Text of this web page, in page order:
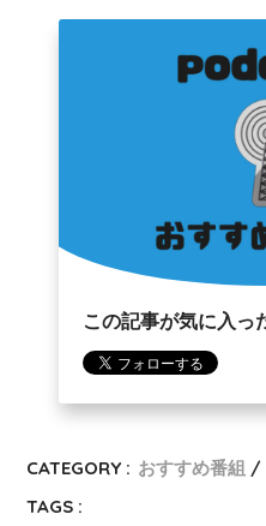
この記事が気に入っ
CATEGORY : おすすめ番組
TAGS :